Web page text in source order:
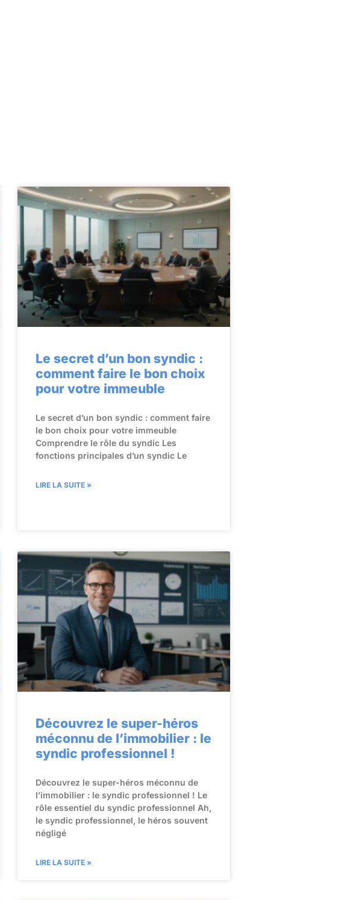
Le secret d’un bon syndic :
comment faire le bon choix
pour votre immeuble
Le secret d’un bon syndic : comment faire
le bon choix pour votre immeuble
Comprendre le rôle du syndic Les
fonctions principales d’un syndic Le
LIRE LA SUITE »
Découvrez le super-héros
méconnu de l’immobilier : le
syndic professionnel !
Découvrez le super-héros méconnu de
l’immobilier : le syndic professionnel ! Le
rôle essentiel du syndic professionnel Ah,
le syndic professionnel, le héros souvent
négligé
LIRE LA SUITE »